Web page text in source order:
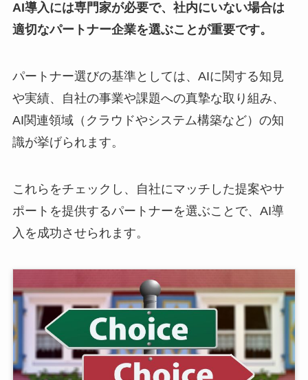
AI導入には専門家が必要で、社内にいない場合は
適切なパートナー企業を選ぶことが重要です。
パートナー選びの基準としては、AIに関する知見
や実績、自社の事業や課題への真摯な取り組み、
AI関連領域（クラウドやシステム構築など）の知
識が挙げられます。
これらをチェックし、自社にマッチした提案やサ
ポートを提供するパートナーを選ぶことで、AI導
入を成功させられます。